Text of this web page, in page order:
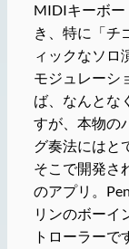
MIDIキーボー
き、特に「チ
ィックなソロ
モジュレーシ
ば、なんとな
すが、本物の
グ奏法にはと
そこで開発さ
のアプリ。
リンのボーイ
トローラーで